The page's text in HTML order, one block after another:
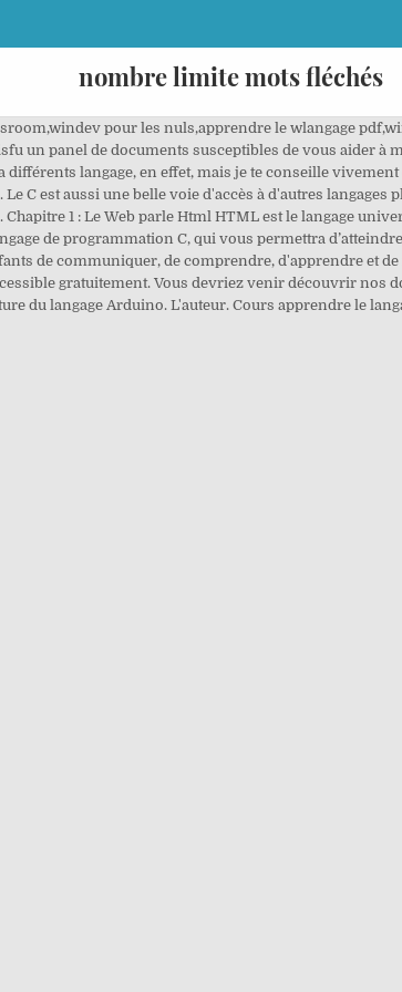
nombre limite mots fléchés
pour les nuls,apprendre le wlangage
un panel de documents susceptibles de vous aider
langage, en effet, mais je te conseille vivement
C est aussi une belle voie d'accès à d'autres
1 : Le Web parle Html HTML est le langage
de programmation C, qui vous permettra
de communiquer, de comprendre, d'apprendre et
gratuitement. Vous devriez venir découvrir
du langage Arduino. L'auteur. Cours apprendre le